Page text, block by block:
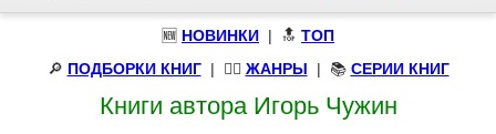
🆕 НОВИНКИ | 🔝 ТОП
🔎 ПОДБОРКИ КНИГ| 🧝‍♀️ ЖАНРЫ | 📚 СЕРИИ КНИГ
Книги автора Игорь Чужин